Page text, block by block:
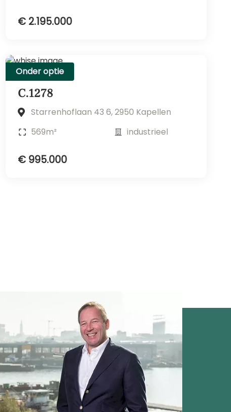
€ 2.195.000
C.1278
Starrenhoflaan 43 6, 2950 Kapellen
569m²
industrieel
€ 995.000
Onder optie